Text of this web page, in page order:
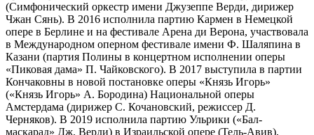
(Симфонический оркестр имени Джузеппе Верди, дирижер
Чжан Сянь). В 2016 исполнила партию Кармен в Немецкой
опере в Берлине и на фестивале Арена ди Верона, участвовала
в Международном оперном фестивале имени Ф. Шаляпина в
Казани (партия Полины в концертном исполнении оперы
«Пиковая дама» П. Чайковского). В 2017 выступила в партии
Кончаковны в новой постановке оперы «Князь Игорь»
(«Князь Игорь» А. Бородина) Национальной оперы
Амстердама (дирижер С. Кочановский, режиссер Д.
Черняков). В 2019 исполнила партию Ульрики («Бал-
маскарад» Дж. Верди) в Израильской опере (Тель-Авив),